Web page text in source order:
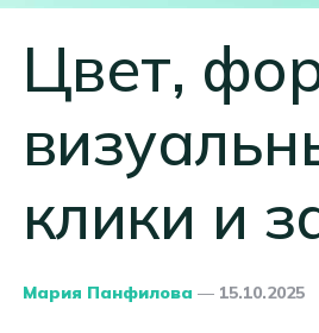
Цвет,
клики и
Posted
Мария Панфилова 15.10.2025